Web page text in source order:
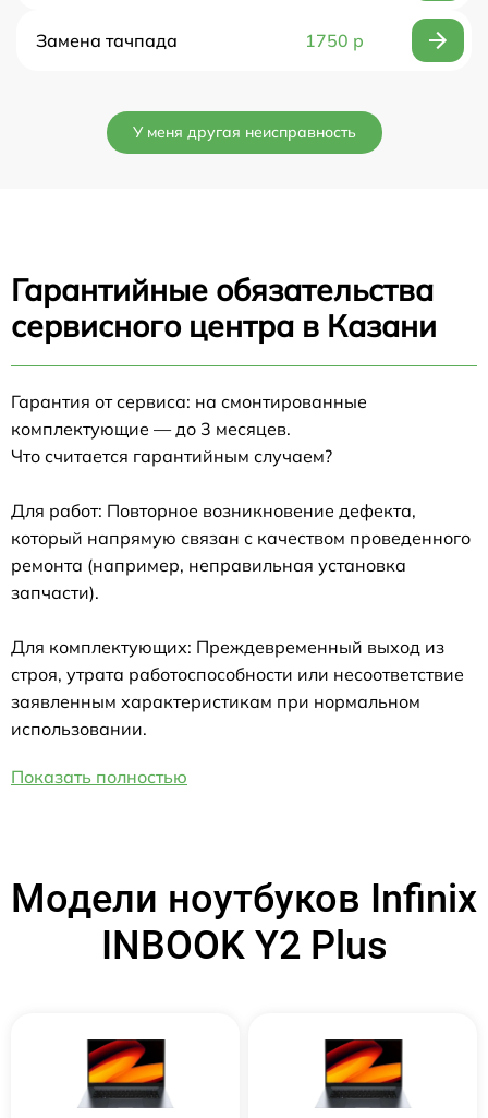
Замена тачпада 1750 р
У меня другая неисправность
Гарантийные обязательства
сервисного центра в Казани
Гарантия от сервиса: на смонтированные
комплектующие — до 3 месяцев.
Что считается гарантийным случаем?
Для работ: Повторное возникновение дефекта,
который напрямую связан с качеством проведенного
ремонта (например, неправильная установка
запчасти).
Для комплектующих: Преждевременный выход из
строя, утрата работоспособности или несоответствие
заявленным характеристикам при нормальном
использовании.
Показать полностью
Модели ноутбуков Infinix
INBOOK Y2 Plus